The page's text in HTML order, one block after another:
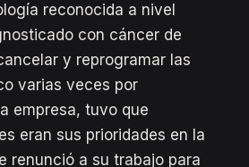
reconocida a nivel
con cáncer de
y reprogramar las
varias veces por
empresa, tuvo que
eran sus prioridades en la
renunció a su trabajo para